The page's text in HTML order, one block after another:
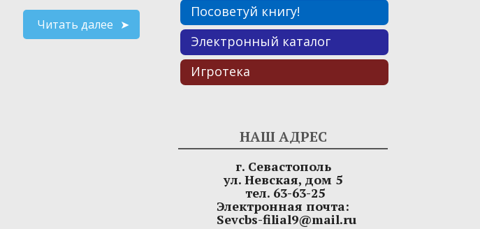
Читать далее
Посоветуй книгу!
Электронный каталог
Игротека
НАШ АДРЕС
г. Севастополь
ул. Невская, дом 5
тел. 63-63-25
Электронная почта:
Sevcbs-filial9@mail.ru